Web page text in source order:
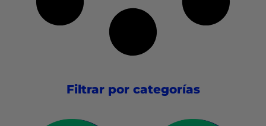
Filtrar por categorías